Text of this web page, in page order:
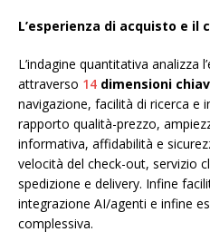
L’esperienza di acquisto e il
L’indagine quantitativa analizza
attraverso 14 dimensioni
navigazione, facilità di ricerca e
rapporto qualità-prezzo,
informativa, affidabilità e
velocità del check-out, servizio
spedizione e delivery. Infine
integrazione AI/agenti e infine
complessiva.